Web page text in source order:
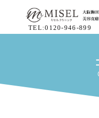
TEL:0120-946-899